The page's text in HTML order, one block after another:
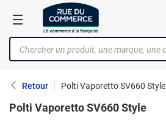
Retour Polti Vaporetto SV660 Style
Polti Vaporetto SV660 Style